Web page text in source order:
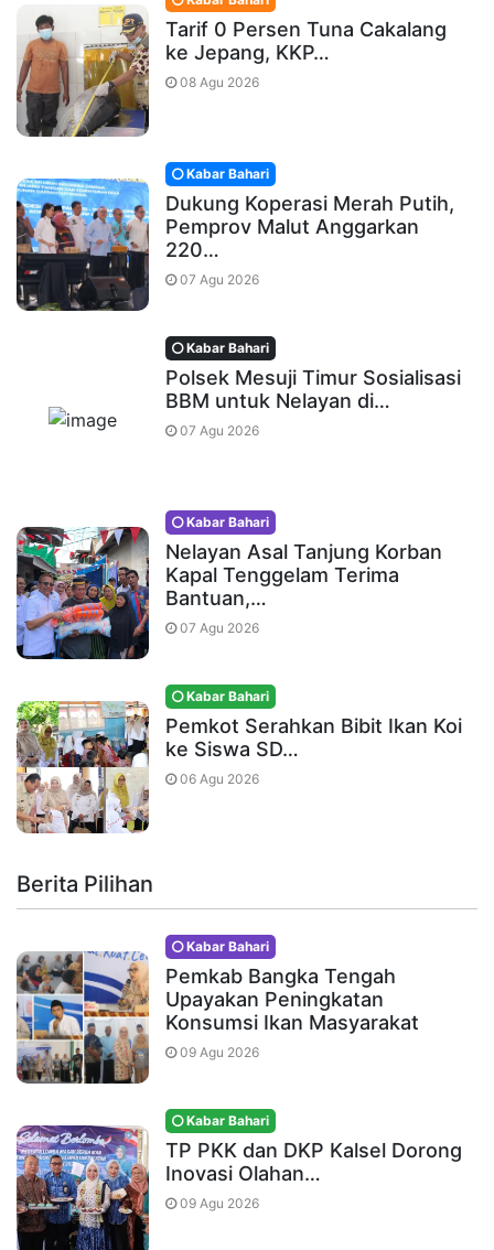
Tarif 0 Persen Tuna Cakalang
ke Jepang, KKP…
08 Agu 2026
Kabar Bahari
Dukung Koperasi Merah Putih,
Pemprov Malut Anggarkan
220…
07 Agu 2026
Kabar Bahari
Polsek Mesuji Timur Sosialisasi
BBM untuk Nelayan di…
07 Agu 2026
Kabar Bahari
Nelayan Asal Tanjung Korban
Kapal Tenggelam Terima
Bantuan,…
07 Agu 2026
Kabar Bahari
Pemkot Serahkan Bibit Ikan Koi
ke Siswa SD…
06 Agu 2026
Berita Pilihan
Kabar Bahari
Pemkab Bangka Tengah
Upayakan Peningkatan
Konsumsi Ikan Masyarakat
09 Agu 2026
Kabar Bahari
TP PKK dan DKP Kalsel Dorong
Inovasi Olahan…
09 Agu 2026